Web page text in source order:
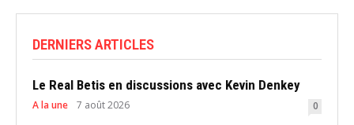
DERNIERS ARTICLES
Le Real Betis en discussions avec Kevin Denkey
A la une 7 août 2026 0